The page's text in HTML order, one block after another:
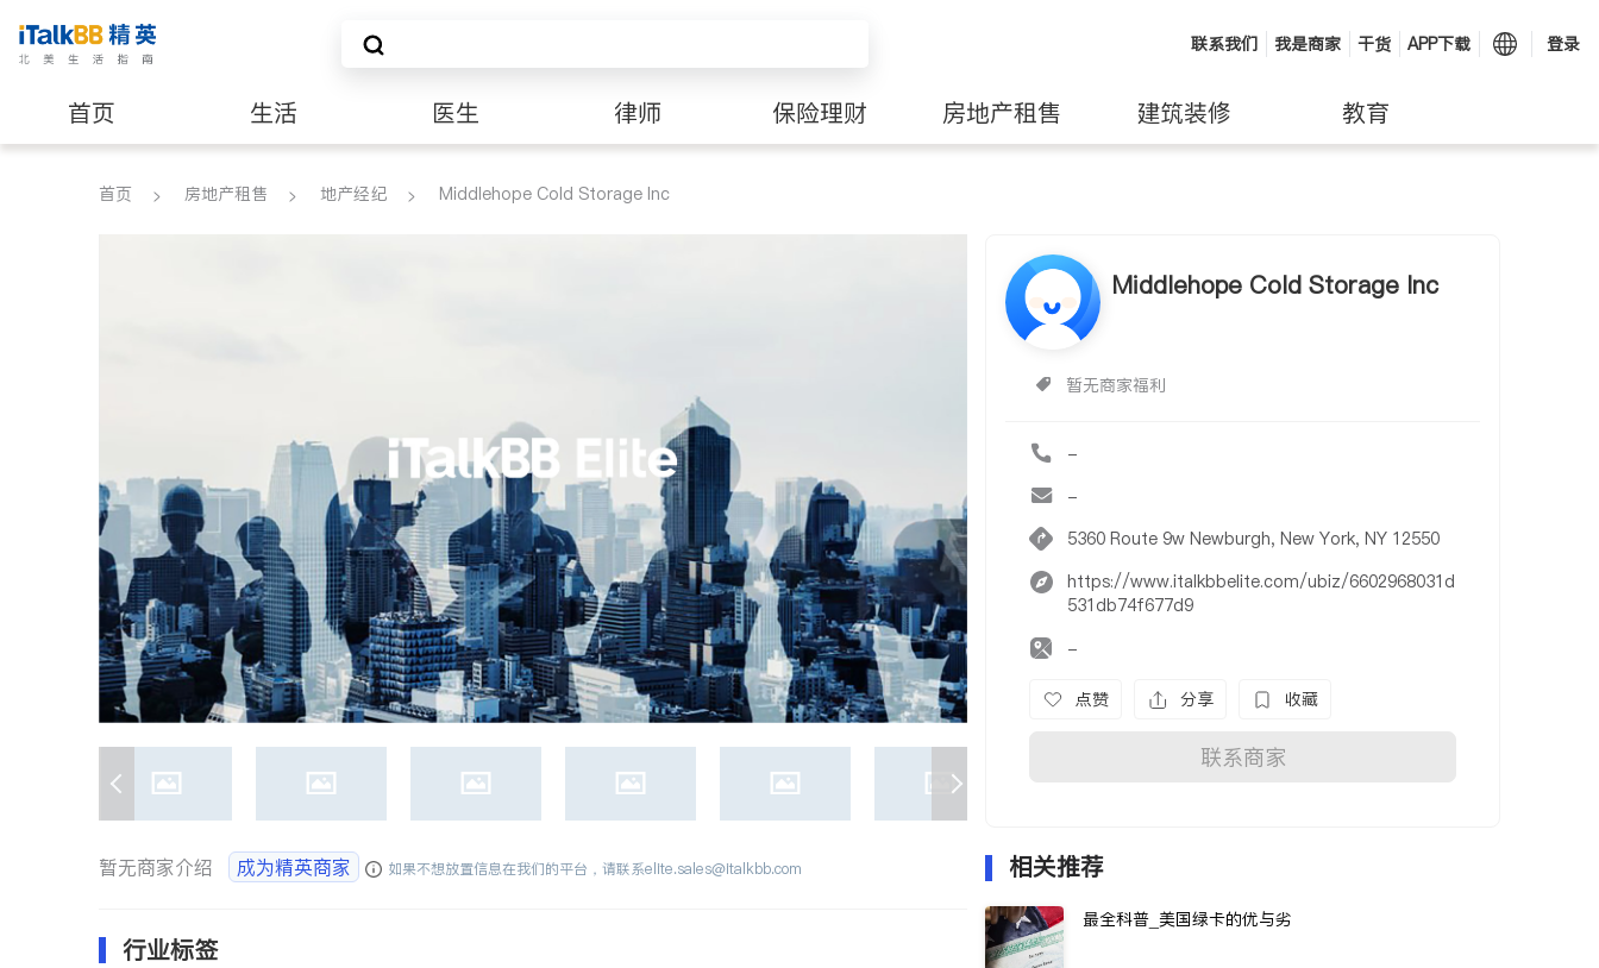
联系我们 我是商家 干货 APP下载 登录
首页 生活 医生 律师 保险理财 房地产租售 建筑装修 教育
养老 非盈利组织
首页 房地产租售 地产经纪 Middlehope Cold Storage Inc
Middlehope Cold Storage Inc
暂无商家福利
-
-
5360 Route 9w Newburgh, New York, NY 12550
https://www.italkbbelite.com/ubiz/6602968031d
531db74f677d9
-
点赞 分享 收藏
联系商家
暂无商家介绍 成为精英商家 如果不想放置信息在我们的平台，请联系elite.sales@italkbb.com
行业标签
相关推荐
最全科普_美国绿卡的优与劣